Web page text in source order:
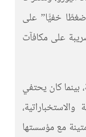
خفيًّا” على
على مكافآت
بينما كان يحتفي
والاستخباراتية،
مع مؤسستها